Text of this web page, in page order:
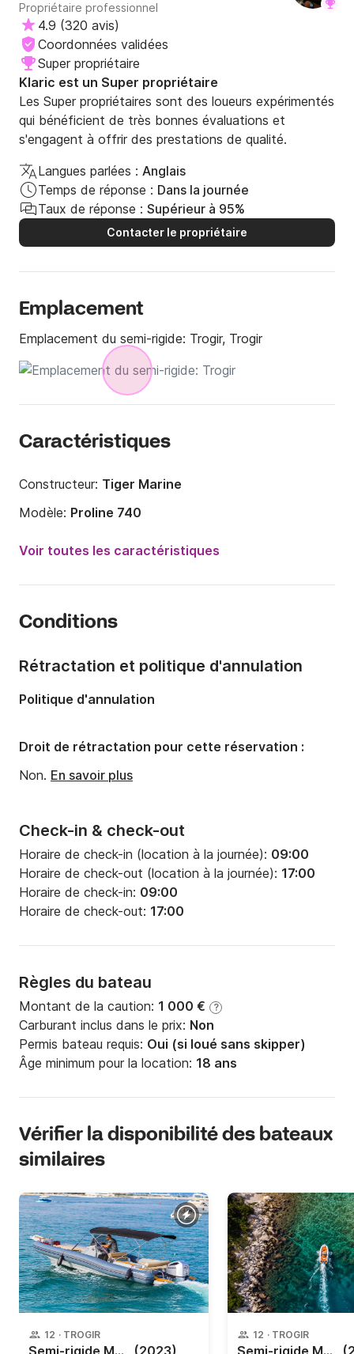
Propriétaire professionnel
4.9 (320 avis)
Coordonnées validées
Super propriétaire
Klaric est un Super propriétaire
Les Super propriétaires sont des loueurs expérimentés
qui bénéficient de très bonnes évaluations et
s'engagent à offrir des prestations de qualité.
Langues parlées : Anglais
Temps de réponse : Dans la journée
Taux de réponse : Supérieur à 95%
Contacter le propriétaire
Emplacement
Emplacement du semi-rigide: Trogir, Trogir
Caractéristiques
Constructeur: Tiger Marine
Modèle: Proline 740
Puissance moteur:
250cv
Capacité à bord:
Voir toutes les caractéristiques
Conditions
Check-in & check-out
Horaire de check-in (location à la journée): 09:00
Horaire de check-out (location à la journée): 17:00
Horaire de check-in: 09:00
Horaire de check-out: 17:00
Règles du bateau
Montant de la caution: 1 000 € ?
Carburant inclus dans le prix: Non
Permis bateau requis: Oui (si loué sans skipper)
Âge minimum pour la location: 18 ans
Rétractation et politique d'annulation
Politique d'annulation
Droit de rétractation pour cette réservation :
Non. En savoir plus
Vérifier la disponibilité des bateaux
similaires
12 · TROGIR 12 · TROGIR